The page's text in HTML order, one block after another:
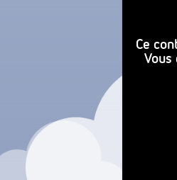
Ce